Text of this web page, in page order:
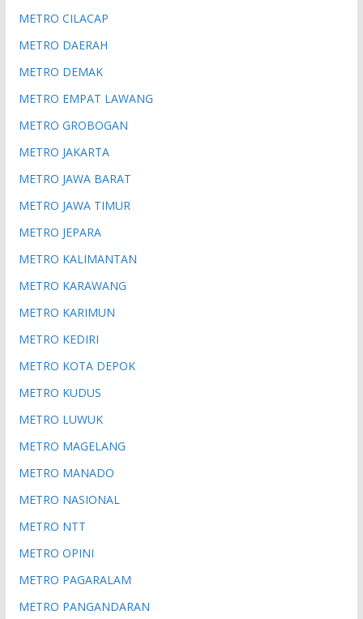
METRO CILACAP
METRO DAERAH
METRO DEMAK
METRO EMPAT LAWANG
METRO GROBOGAN
METRO JAKARTA
METRO JAWA BARAT
METRO JAWA TIMUR
METRO JEPARA
METRO KALIMANTAN
METRO KARAWANG
METRO KARIMUN
METRO KEDIRI
METRO KOTA DEPOK
METRO KUDUS
METRO LUWUK
METRO MAGELANG
METRO MANADO
METRO NASIONAL
METRO NTT
METRO OPINI
METRO PAGARALAM
METRO PANGANDARAN